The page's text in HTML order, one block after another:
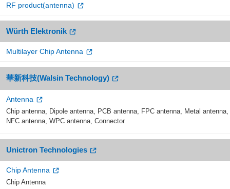
RF product(antenna)
Würth Elektronik
Multilayer Chip Antenna
華新科技(Walsin Technology)
Antenna
Chip antenna, Dipole antenna, PCB antenna, FPC antenna, Metal antenna,
NFC antenna, WPC antenna, Connector
Unictron Technologies
Chip Antenna
Chip Antenna